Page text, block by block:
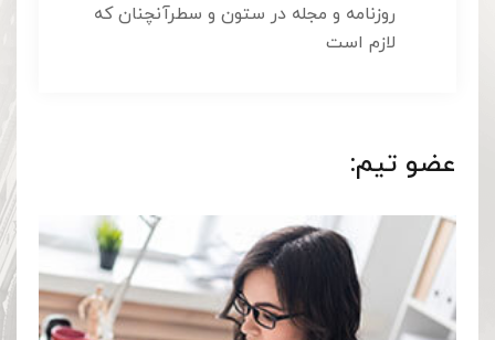
روزنامه و مجله در ستون و سطرآنچنان که
لازم است
عضو تیم: